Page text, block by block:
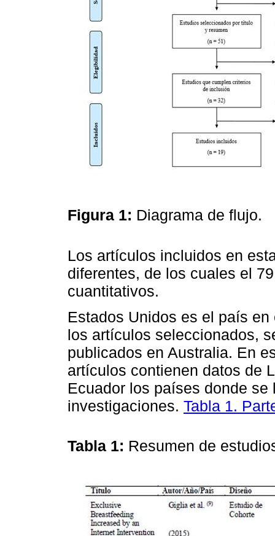
Figura 1: Diagrama de flujo.
Los artículos incluidos en
diferentes, de los cuales el
cuantitativos.
Estados Unidos es el país
los artículos seleccionados,
publicados en Australia. En
artículos contienen datos de
Ecuador los países donde
investigaciones. Tabla 1.
Tabla 1: Resumen de